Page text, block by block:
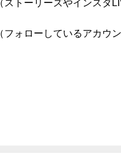
ストーリーズやインスタ
フォローしているアカウ